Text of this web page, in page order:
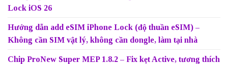
Lock iOS 26
Hướng dẫn add eSIM iPhone Lock (độ thuần eSIM) –
Không cần SIM vật lý, không cần dongle, làm tại nhà
Chip ProNew Super MEP 1.8.2 – Fix kẹt Active, tương thích